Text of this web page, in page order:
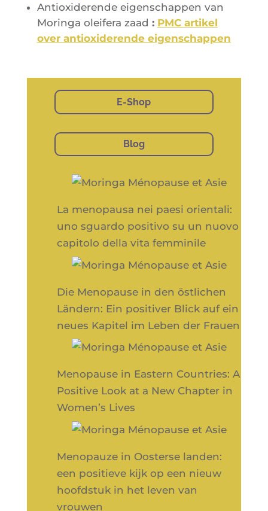
Antioxi­de­rende eigen­schap­pen van
Morin­ga olei­fe­ra zaad : PMC arti­kel
over antioxi­de­rende eigenschappen
E-Shop
Blog
La menopausa nei paesi orientali:
uno sguardo positivo su un nuovo
capitolo della vita femminile
Die Menopause in den östlichen
Ländern: Ein positiver Blick auf ein
neues Kapitel im Leben der Frauen
Menopause in Eastern Countries: A
Positive Look at a New Chapter in
Women’s Lives
Menopauze in Oosterse landen:
een positieve kijk op een nieuw
hoofdstuk in het leven van
vrouwen